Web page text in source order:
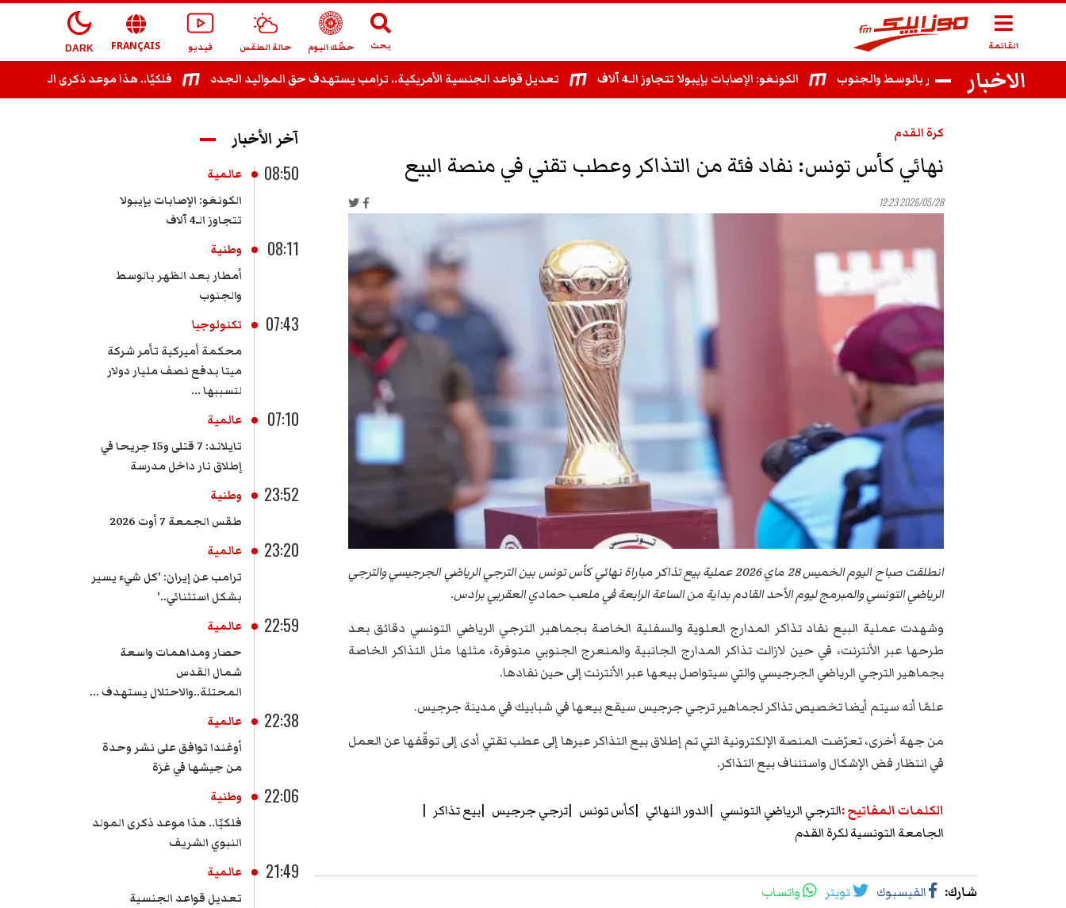
القائمة بحث حظّك اليوم حالة الطقس فيديو FRANÇAIS
DARK
الاخبار فلكيًا.. هذا موعد ذكرى المولد النبوي تعديل قواعد الجنسية الأمريكية.. ترامب يستهدف حق المواليد الجدد الكونغو: الإصابات بإيبولا تتجاوز الـ4 آلاف أمطار بعد الظهر بالوسط والجنوب
كرة القدم
نهائي كأس تونس: نفاد فئة من التذاكر وعطب تقني في منصة البيع
2026/05/28 12:23
انطلقت صباح اليوم الخميس 28 ماي 2026 عملية بيع تذاكر مباراة نهائي كأس تونس بين الترجي الرياضي الجرجيسي والترجي
الرياضي التونسي والمبرمج ليوم الأحد القادم بداية من الساعة الرابعة في ملعب حمادي العقربي برادس.
وشهدت عملية البيع نفاد تذاكر المدارج العلوية والسفلية الخاصة بجماهير الترجي الرياضي التونسي دقائق بعد
طرحها عبر الأنترنت، في حين لازالت تذاكر المدارج الجانبية والمنعرج الجنوبي متوفرة، مثلها مثل التذاكر الخاصة
بجماهير الترجي الرياضي الجرجيسي والتي سيتواصل بيعها عبر الأنترنت إلى حين نفادها.
علمًا أنه سيتم أيضا تخصيص تذاكر لجماهير ترجي جرجيس سيقع بيعها في شبابيك في مدينة جرجيس.
من جهة أخرى، تعرّضت المنصة الإلكترونية التي تم إطلاق بيع التذاكر عبرها إلى عطب تقتي أدى إلى توقّفها عن العمل
في انتظار فض الإشكال واستئناف بيع التذاكر.
الكلمات المفاتيح:الترجي الرياضي التونسي الدور النهائي كأس تونس ترجي جرجيس
بيع تذاكر
الجامعة التونسية لكرة القدم
شارك: الفيسبوك تويتر واتساب
آخر الأخبار
08:50
عالمية
الكونغو: الإصابات بإيبولا
تتجاوز الـ4 آلاف
08:11
وطنية
أمطار بعد الظهر بالوسط
والجنوب
07:43
تكنولوجيا
محكمة أميركية تأمر شركة
ميتا بدفع نصف مليار دولار
لتسببها ...
07:10
عالمية
تايلاند: 7 قتلى و15 جريحا في
إطلاق نار داخل مدرسة
23:52
وطنية
طقس الجمعة 7 أوت 2026
23:20
عالمية
ترامب عن إيران: 'كل شيء يسير
بشكل استثنائي..'
22:59
عالمية
حصار ومداهمات واسعة
شمال القدس
المحتلة..والاحتلال يستهدف ...
22:38
عالمية
أوغندا توافق على نشر وحدة
من جيشها في غزة
22:06
وطنية
فلكيًا.. هذا موعد ذكرى المولد
النبوي الشريف
21:49
عالمية
تعديل قواعد الجنسية